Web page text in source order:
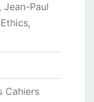
Jean-Paul
Cahiers